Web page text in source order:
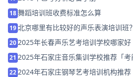
18舞蹈培训班收费标准怎么算
19 北京哪里有比较好的声乐表演培训班？
20 2025年长春声乐艺考培训学校哪家好
21 2025年石家庄音乐集训学校推荐「考
22 2024年石家庄钢琴艺考培训机构推荐